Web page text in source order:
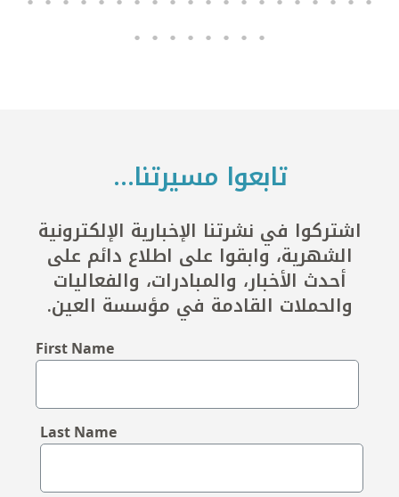
تابعوا مسيرتنا…
اشتركوا في نشرتنا الإخبارية الإلكترونية
الشهرية، وابقوا على اطلاع دائم على
أحدث الأخبار، والمبادرات، والفعاليات
والحملات القادمة في مؤسسة العين.
First Name
Last Name